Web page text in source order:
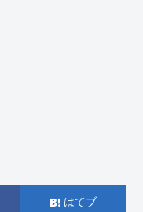
はてブ